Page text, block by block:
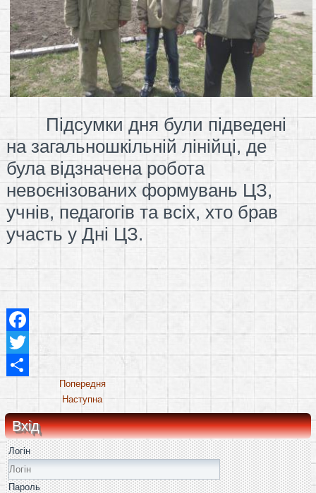
Підсумки дня були підведені
на загальношкільній лінійці, де
була відзначена робота
невоєнізованих формувань ЦЗ,
учнів, педагогів та всіх, хто брав
участь у Дні ЦЗ.
Facebook
Twitter
Попередня
Наступна
Вхід
Логін
Пароль